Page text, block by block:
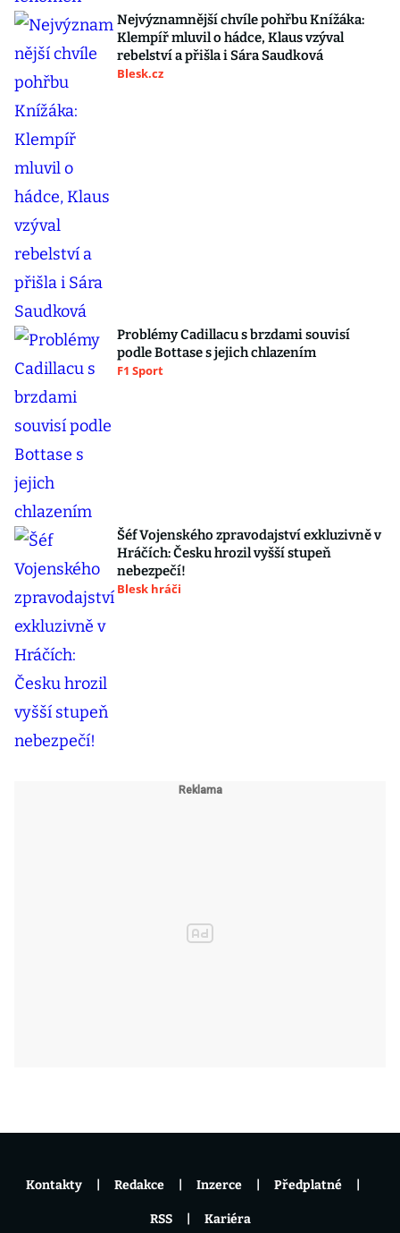
Nejvýznamnější chvíle pohřbu Knížáka:
Klempíř mluvil o hádce, Klaus vzýval
rebelství a přišla i Sára Saudková
Blesk.cz
Problémy Cadillacu s brzdami souvisí
podle Bottase s jejich chlazením
F1 Sport
Šéf Vojenského zpravodajství exkluzivně v
Hráčích: Česku hrozil vyšší stupeň
nebezpečí!
Blesk hráči
Kontakty Redakce Inzerce Předplatné
RSS Kariéra